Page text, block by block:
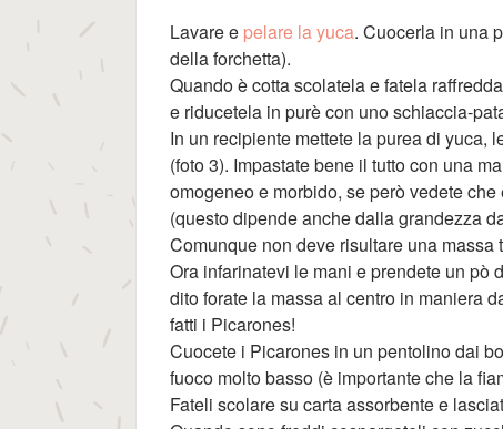
Lavare e pelare la yuca. Cuocerla in una
della forchetta).
Quando è cotta scolatela e fatela
e riducetela in purè con uno schiaccia-
In un recipiente mettete la purea di yuca,
(foto 3). Impastate bene il tutto con una
omogeneo e morbido, se però vedete
(questo dipende anche dalla grandezza
Comunque non deve risultare una
Ora infarinatevi le mani e prendete un pò
dito forate la massa al centro in maniera
fatti i Picarones!
Cuocete i Picarones in un pentolino dai
fuoco molto basso (è importante che la
Fateli scolare su carta assorbente e